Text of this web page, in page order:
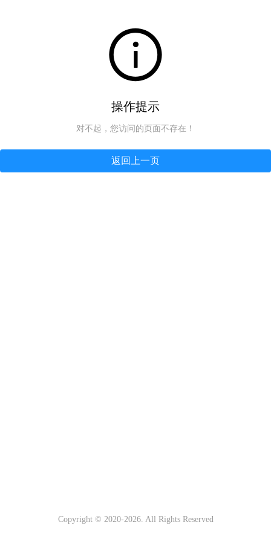
操作提示
对不起，您访问的页面不存在！
返回上一页
Copyright © 2020-2026. All Rights Reserved